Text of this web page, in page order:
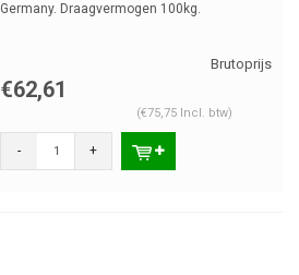
Germany. Draagvermogen 100kg.
€62,61
(€75,75 Incl. btw)
- +